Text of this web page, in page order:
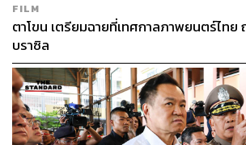
FILM
ตาโขน เตรียมฉายที่เทศกาลภาพยนตร์ไทย
บราซิล